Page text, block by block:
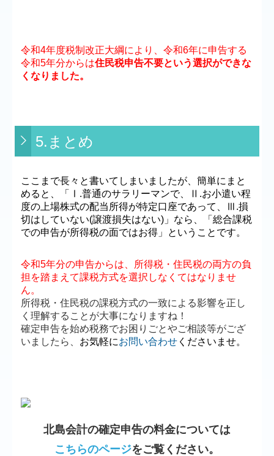
令和4年度税制改正大綱により、令和6年に申告する
令和5年分からは住民税申告不要という選択ができな
くなりました。
5.まとめ
ここまで長々と書いてしまいましたが、簡単にまと
めると、「Ⅰ.普通のサラリーマンで、Ⅱ.お小遣い程
度の上場株式の配当所得が特定口座であって、Ⅲ.損
切はしていない(譲渡損失はない)」なら、「総合課税
での申告が所得税の面ではお得」ということです。
令和5年分の申告からは、所得税・住民税の両方の負
担を踏まえて課税方式を選択しなくてはなりませ
ん。
所得税・住民税の課税方式の一致による影響を正し
く理解することが大事になりますね！
確定申告を始め税務でお困りごとやご相談等がござ
いましたら、 お気軽にお問い合わせ くださいませ。
北島会計の確定申告の料金については
こちらのページをご覧ください。